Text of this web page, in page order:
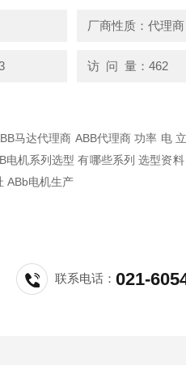
厂商性质：代理商
访 问 量：462
功率 电 立式电机 卧式安装
ABb电机生产
联系电话：021-